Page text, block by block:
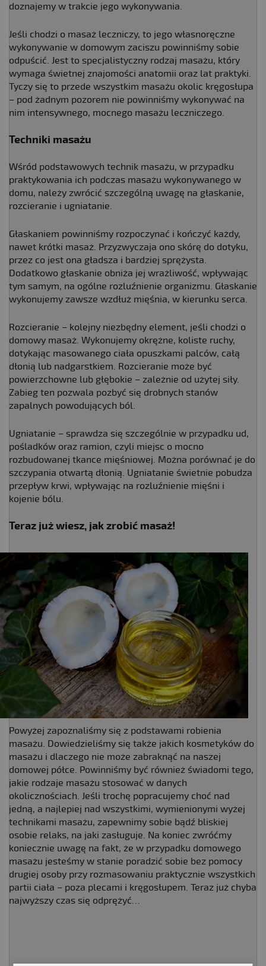
doznajemy w trakcie jego wykonywania.
Jeśli chodzi o masaż leczniczy, to jego własnoręczne
wykonywanie w domowym zaciszu powinniśmy sobie
odpuścić. Jest to specjalistyczny rodzaj masażu, który
wymaga świetnej znajomości anatomii oraz lat praktyki.
Tyczy się to przede wszystkim masażu okolic kręgosłupa
– pod żadnym pozorem nie powinniśmy wykonywać na
nim intensywnego, mocnego masażu leczniczego.
Techniki masażu
Wśród podstawowych technik masażu, w przypadku
praktykowania ich podczas masażu wykonywanego w
domu, należy zwrócić szczególną uwagę na głaskanie,
rozcieranie i ugniatanie.
Głaskaniem powinniśmy rozpoczynać i kończyć każdy,
nawet krótki masaż. Przyzwyczaja ono skórę do dotyku,
przez co jest ona gładsza i bardziej sprężysta.
Dodatkowo głaskanie obniża jej wrażliwość, wpływając
tym samym, na ogólne rozluźnienie organizmu. Głaskanie
wykonujemy zawsze wzdłuż mięśnia, w kierunku serca.
Rozcieranie – kolejny niezbędny element, jeśli chodzi o
domowy masaż. Wykonujemy okrężne, koliste ruchy,
dotykając masowanego ciała opuszkami palców, całą
dłonią lub nadgarstkiem. Rozcieranie może być
powierzchowne lub głębokie – zależnie od użytej siły.
Zabieg ten pozwala pozbyć się drobnych stanów
zapalnych powodujących ból.
Ugniatanie – sprawdza się szczególnie w przypadku ud,
pośladków oraz ramion, czyli miejsc o mocno
rozbudowanej tkance mięśniowej. Można porównać je do
szczypania otwartą dłonią. Ugniatanie świetnie pobudza
przepływ krwi, wpływając na rozluźnienie mięśni i
kojenie bólu.
Teraz już wiesz, jak zrobić masaż!
Powyżej zapoznaliśmy się z podstawami robienia
masażu. Dowiedzieliśmy się także jakich kosmetyków do
masażu i dlaczego nie może zabraknąć na naszej
domowej półce. Powinniśmy być również świadomi tego,
jakie rodzaje masażu stosować w danych
okolicznościach. Jeśli trochę popracujemy choć nad
jedną, a najlepiej nad wszystkimi, wymienionymi wyżej
technikami masażu, zapewnimy sobie bądź bliskiej
osobie relaks, na jaki zasługuje. Na koniec zwróćmy
koniecznie uwagę na fakt, że w przypadku domowego
masażu jesteśmy w stanie poradzić sobie bez pomocy
drugiej osoby przy rozmasowaniu praktycznie wszystkich
partii ciała – poza plecami i kręgosłupem. Teraz już chyba
najwyższy czas się odprężyć…